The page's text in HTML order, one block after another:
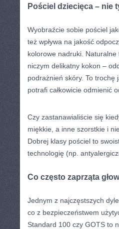
Pościel dziecięca – nie
Wyobraźcie sobie pościel
też wpływa na jakość
kolorowe nadruki. Naturalne
niczym delikatny kokon –
podrażnień skóry. To
potrafi całkowicie odmienić
Czy zastanawialiście się
miękkie, a inne szorstkie i
Dobrej klasy pościel to
technologię (np.
Co często zaprząta
Jednym z najczęstszych
co z bezpieczeństwem
Standard 100 czy GOTS to